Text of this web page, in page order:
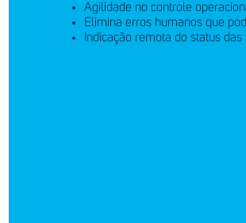
Agilidade no controle
Elimina erros humanos que
Indicação remota do status